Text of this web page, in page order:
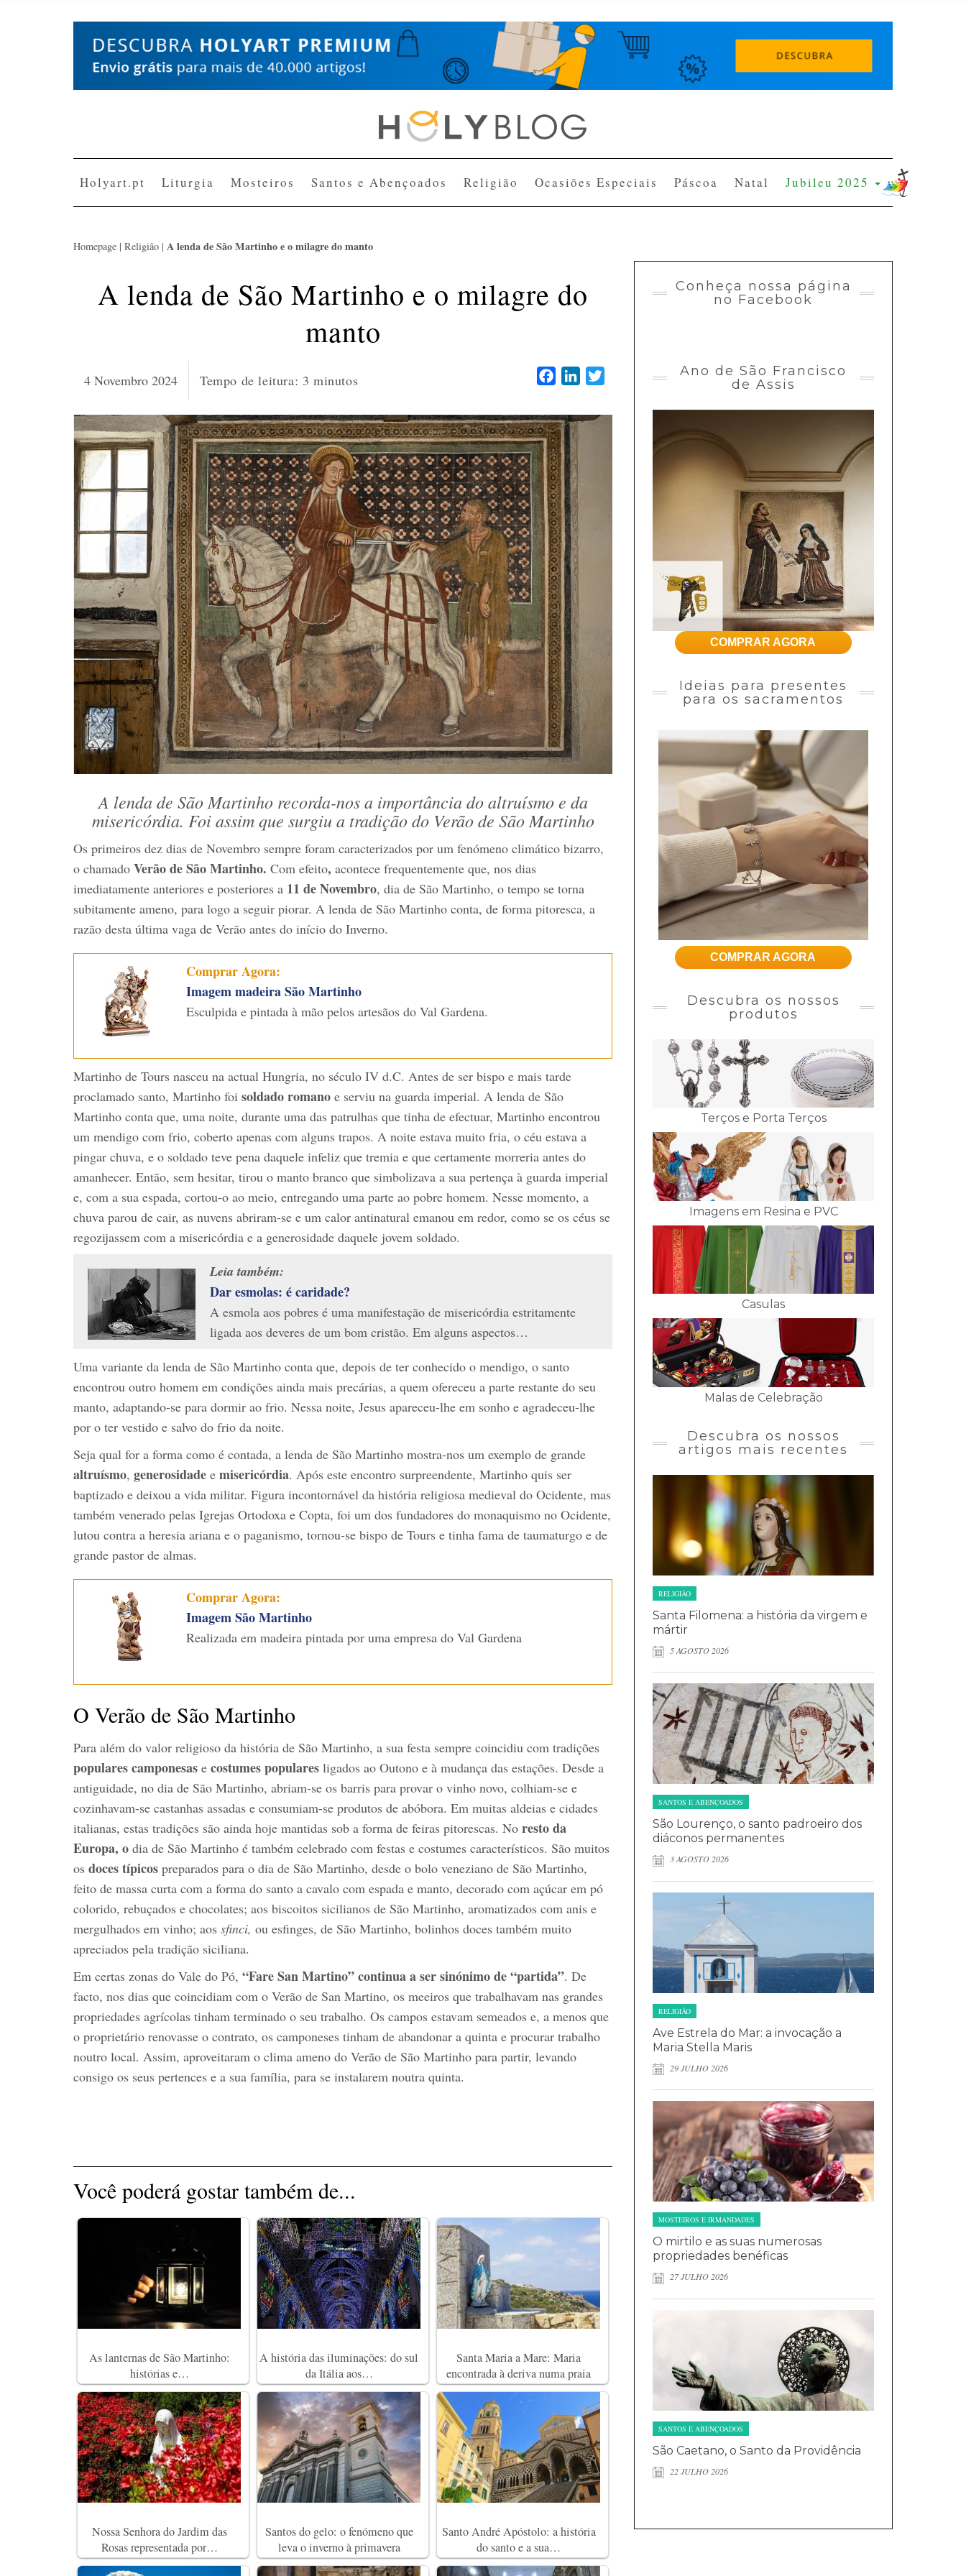
Holyart.pt Liturgia Mosteiros Santos e Abençoados Religião Ocasiões Especiais Páscoa Natal Jubileu 2025
Homepage | Religião | A lenda de São Martinho e o milagre do manto
A lenda de São Martinho e o milagre do
manto
4 Novembro 2024 Tempo de leitura: 3 minutos FacebookLinkedIn
A lenda de São Martinho recorda-nos a importância do altruísmo e da
misericórdia. Foi assim que surgiu a tradição do Verão de São Martinho
Os primeiros dez dias de Novembro sempre foram caracterizados por um fenómeno climático bizarro,
o chamado Verão de São Martinho. Com efeito, acontece frequentemente que, nos dias
imediatamente anteriores e posteriores a 11 de Novembro, dia de São Martinho, o tempo se torna
subitamente ameno, para logo a seguir piorar. A lenda de São Martinho conta, de forma pitoresca, a
razão desta última vaga de Verão antes do início do Inverno.
Comprar Agora:
Imagem madeira São Martinho
Esculpida e pintada à mão pelos artesãos do Val Gardena.
Martinho de Tours nasceu na actual Hungria, no século IV d.C. Antes de ser bispo e mais tarde
proclamado santo, Martinho foi soldado romano e serviu na guarda imperial. A lenda de São
Martinho conta que, uma noite, durante uma das patrulhas que tinha de efectuar, Martinho encontrou
um mendigo com frio, coberto apenas com alguns trapos. A noite estava muito fria, o céu estava a
pingar chuva, e o soldado teve pena daquele infeliz que tremia e que certamente morreria antes do
amanhecer. Então, sem hesitar, tirou o manto branco que simbolizava a sua pertença à guarda imperial
e, com a sua espada, cortou-o ao meio, entregando uma parte ao pobre homem. Nesse momento, a
chuva parou de cair, as nuvens abriram-se e um calor antinatural emanou em redor, como se os céus se
regozijassem com a misericórdia e a generosidade daquele jovem soldado.
Leia também:
Dar esmolas: é caridade?
A esmola aos pobres é uma manifestação de misericórdia estritamente
ligada aos deveres de um bom cristão. Em alguns aspectos…
Uma variante da lenda de São Martinho conta que, depois de ter conhecido o mendigo, o santo
encontrou outro homem em condições ainda mais precárias, a quem ofereceu a parte restante do seu
manto, adaptando-se para dormir ao frio. Nessa noite, Jesus apareceu-lhe em sonho e agradeceu-lhe
por o ter vestido e salvo do frio da noite.
Seja qual for a forma como é contada, a lenda de São Martinho mostra-nos um exemplo de grande
altruísmo, generosidade e misericórdia. Após este encontro surpreendente, Martinho quis ser
baptizado e deixou a vida militar. Figura incontornável da história religiosa medieval do Ocidente, mas
também venerado pelas Igrejas Ortodoxa e Copta, foi um dos fundadores do monaquismo no Ocidente,
lutou contra a heresia ariana e o paganismo, tornou-se bispo de Tours e tinha fama de taumaturgo e de
grande pastor de almas.
Comprar Agora:
Imagem São Martinho
Realizada em madeira pintada por uma empresa do Val Gardena
O Verão de São Martinho
Para além do valor religioso da história de São Martinho, a sua festa sempre coincidiu com tradições
populares camponesas e costumes populares ligados ao Outono e à mudança das estações. Desde a
antiguidade, no dia de São Martinho, abriam-se os barris para provar o vinho novo, colhiam-se e
cozinhavam-se castanhas assadas e consumiam-se produtos de abóbora. Em muitas aldeias e cidades
italianas, estas tradições são ainda hoje mantidas sob a forma de feiras pitorescas. No resto da
Europa, o dia de São Martinho é também celebrado com festas e costumes característicos. São muitos
os doces típicos preparados para o dia de São Martinho, desde o bolo veneziano de São Martinho,
feito de massa curta com a forma do santo a cavalo com espada e manto, decorado com açúcar em pó
colorido, rebuçados e chocolates; aos biscoitos sicilianos de São Martinho, aromatizados com anis e
mergulhados em vinho; aos sfinci, ou esfinges, de São Martinho, bolinhos doces também muito
apreciados pela tradição siciliana.
Em certas zonas do Vale do Pó, “Fare San Martino” continua a ser sinónimo de“partida”. De
facto, nos dias que coincidiam com o Verão de San Martino, os meeiros que trabalhavam nas grandes
propriedades agrícolas tinham terminado o seu trabalho. Os campos estavam semeados e, a menos que
o proprietário renovasse o contrato, os camponeses tinham de abandonar a quinta e procurar trabalho
noutro local. Assim, aproveitaram o clima ameno do Verão de São Martinho para partir, levando
consigo os seus pertences e a sua família, para se instalarem noutra quinta.
Você poderá gostar também de...
As lanternas de São Martinho:
histórias e…
A história das iluminações: do sul
da Itália aos…
Santa Maria a Mare: Maria
encontrada à deriva numa praia
Nossa Senhora do Jardim das
Rosas representada por…
Santos do gelo: o fenómeno que
leva o inverno à primavera
Santo André Apóstolo: a história
do santo e a sua…
Conheça nossa página
no Facebook
Ano de São Francisco
de Assis
COMPRAR AGORA
Ideias para presentes
para os sacramentos
COMPRAR AGORA
Descubra os nossos
produtos
Terços e Porta Terços
Imagens em Resina e PVC
Casulas
Malas de Celebração
Descubra os nossos
artigos mais recentes
RELIGIÃO
Santa Filomena: a história da virgem e
mártir
5 AGOSTO 2026
SANTOS E ABENÇOADOS
São Lourenço, o santo padroeiro dos
diáconos permanentes
3 AGOSTO 2026
RELIGIÃO
Ave Estrela do Mar: a invocação a
Maria Stella Maris
29 JULHO 2026
MOSTEIROS E IRMANDADES
O mirtilo e as suas numerosas
propriedades benéficas
27 JULHO 2026
SANTOS E ABENÇOADOS
São Caetano, o Santo da Providência
22 JULHO 2026